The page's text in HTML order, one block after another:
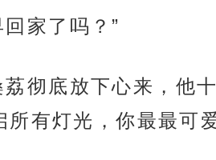
回家了吗？”
荔彻底放下心来，他
所有灯光，你最最可